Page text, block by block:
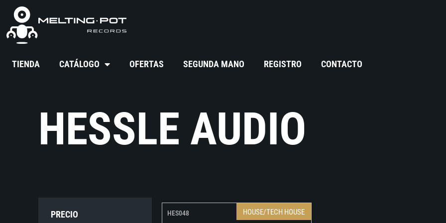
TIENDA CATÁLOGO OFERTAS SEGUNDA MANO REGISTRO CONTACTO
HESSLE AUDIO
PRECIO HES048 HOUSE/TECH HOUSE